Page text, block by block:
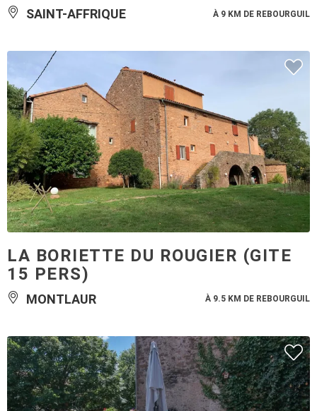
SAINT-AFFRIQUE À 9 KM DE REBOURGUIL
LA BORIETTE DU ROUGIER (GITE
15 PERS)
MONTLAUR À 9.5 KM DE REBOURGUIL